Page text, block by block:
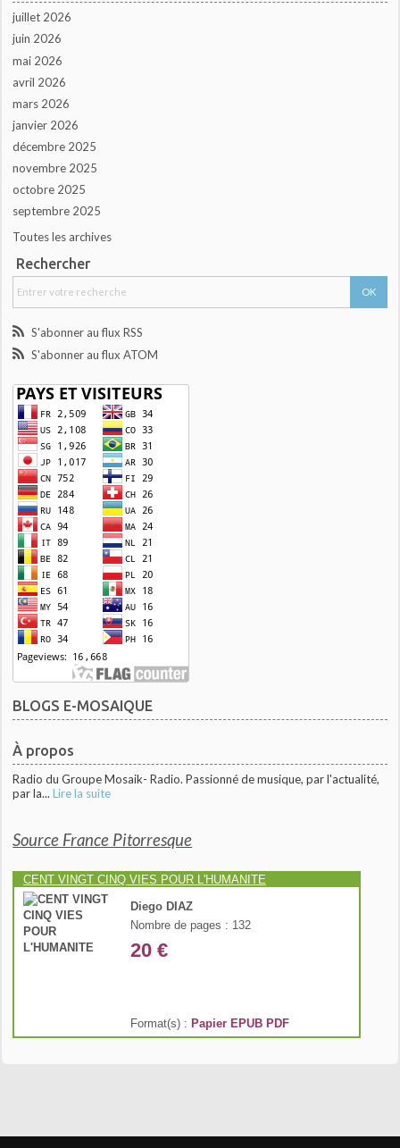
juillet 2026
juin 2026
mai 2026
avril 2026
mars 2026
janvier 2026
décembre 2025
novembre 2025
octobre 2025
septembre 2025
Toutes les archives
Rechercher
S'abonner au flux RSS
S'abonner au flux ATOM
BLOGS E-MOSAIQUE
À propos
Radio du Groupe Mosaik- Radio. Passionné de musique, par l'actualité,
par la... Lire la suite
Source France Pitorresque
CENT VINGT CINQ VIES POUR L'HUMANITE
Diego DIAZ
Nombre de pages : 132
20 €
Format(s) : Papier EPUB PDF